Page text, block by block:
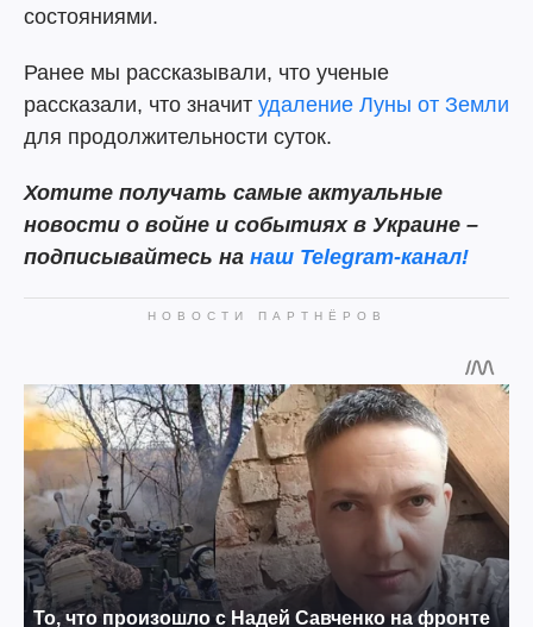
состояниями.
Ранее мы рассказывали, что ученые
рассказали, что значит удаление Луны от Земли
для продолжительности суток.
Хотите получать самые актуальные
новости о войне и событиях в Украине –
подписывайтесь на наш Telegram-канал!